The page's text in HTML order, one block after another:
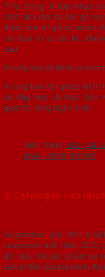
Phía trong là lớp nhựa
cánh âm làm từ bột gỗ
được làm từ gỗ tự nhiên
các loại vít và tắc kê,
sau:
Khung bao cố định: có kích
Khung bao lắp ghép: kích
sử dụng nẹp cài trực tiếp
gian thi công ngắn nhất
Xem thêm: Báo giá
nhất – 0818 400 400
3. Catalogue cửa
Saigondoor gửi đến
composite mới nhất 2022,
dõi mẫu mã sản phẩm tại
sản phẩm cửa mà mình